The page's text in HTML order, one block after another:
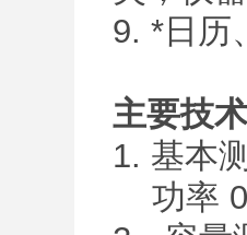
9. *日历
主要技
1. 基本
功率